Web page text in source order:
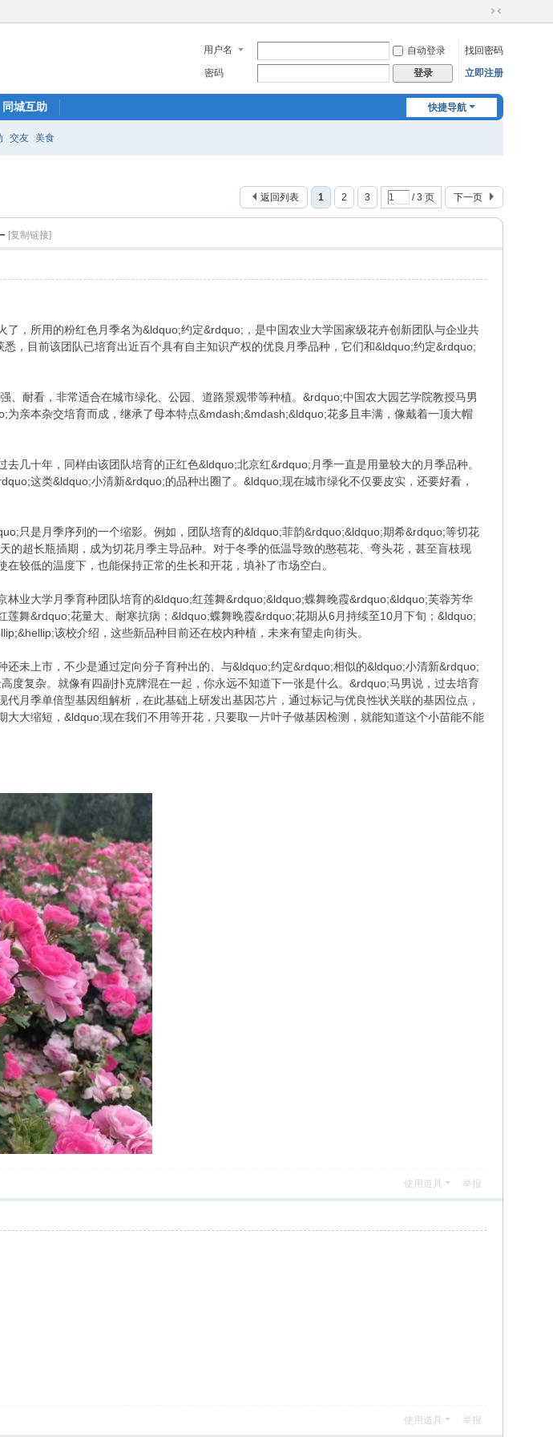
切
到
窄
用户名 自动登录
找回密码
密码
登录 立即注册
快捷导航
同城互助
交友 美食
1 2 3 / 3 页 下一页
返回列表
[复制链接]
，所用的粉红色月季名为&ldquo;约定&rdquo;，是中国农业大学国家级花卉创新团队与企业共
，目前该团队已培育出近百个具有自主知识产权的优良月季品种，它们和&ldquo;约定&rdquo;
耐看，非常适合在城市绿化、公园、道路景观带等种植。&rdquo;中国农大园艺学院教授马男
亲本杂交培育而成，继承了母本特点&mdash;&mdash;&ldquo;花多且丰满，像戴着一顶大帽
几十年，同样由该团队培育的正红色&ldquo;北京红&rdquo;月季一直是用量较大的月季品种。
这类&ldquo;小清新&rdquo;的品种出圈了。&ldquo;现在城市绿化不仅要皮实，还要好看，
只是月季序列的一个缩影。例如，团队培育的&ldquo;菲韵&rdquo;&ldquo;期希&rdquo;等切花
超长瓶插期，成为切花月季主导品种。对于冬季的低温导致的憨苞花、弯头花，甚至盲枝现
较低的温度下，也能保持正常的生长和开花，填补了市场空白。
业大学月季育种团队培育的&ldquo;红莲舞&rdquo;&ldquo;蝶舞晚霞&rdquo;&ldquo;芙蓉芳华
舞&rdquo;花量大、耐寒抗病；&ldquo;蝶舞晚霞&rdquo;花期从6月持续至10月下旬；&ldquo;
该校介绍，这些新品种目前还在校内种植，未来有望走向街头。
未上市，不少是通过定向分子育种出的、与&ldquo;约定&rdquo;相似的&ldquo;小清新&rdquo;
度复杂。就像有四副扑克牌混在一起，你永远不知道下一张是什么。&rdquo;马男说，过去培育
月季单倍型基因组解析，在此基础上研发出基因芯片，通过标记与优良性状关联的基因位点，
大缩短，&ldquo;现在我们不用等开花，只要取一片叶子做基因检测，就能知道这个小苗能不能
使用道具 举报
使用道具 举报